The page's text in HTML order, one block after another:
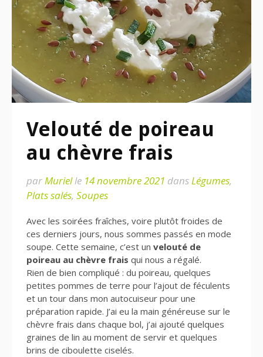
Velouté de poireau
au chèvre frais
parMurielle 14 novembre 2021 dansLégumes,
Plats salés, Soupes
Avec les soirées fraîches, voire plutôt froides de
ces derniers jours, nous sommes passés en mode
soupe. Cette semaine, c’est un velouté de
poireau au chèvre frais qui nous a régalé.
Rien de bien compliqué : du poireau, quelques
petites pommes de terre pour l’ajout de féculents
et un tour dans mon autocuiseur pour une
préparation rapide. J’ai eu la main généreuse sur le
chèvre frais dans chaque bol, j’ai ajouté quelques
graines de lin au moment de servir et quelques
brins de ciboulette ciselés.